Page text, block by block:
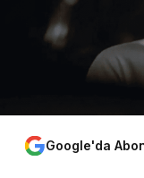
Google'da